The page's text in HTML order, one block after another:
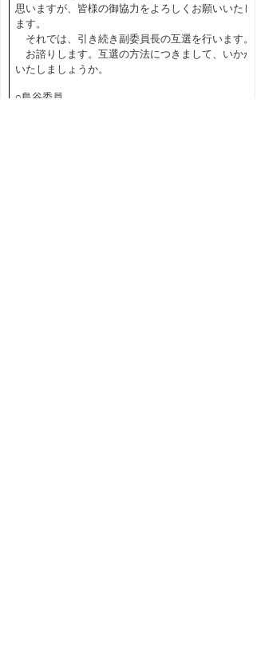
思いますが、皆様の御協力をよろしくお願いいたし
ます。
それでは、引き続き副委員長の互選を行います。
お諮りします。互選の方法につきまして、いかが
いたしましょうか。
○島谷委員